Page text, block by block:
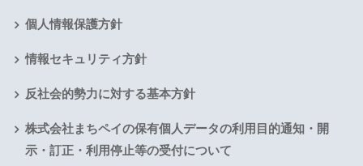
個人情報保護方針
情報セキュリティ方針
反社会的勢力に対する基本方針
株式会社まちペイの保有個人データの利用目的通知・開
示・訂正・利用停止等の受付について